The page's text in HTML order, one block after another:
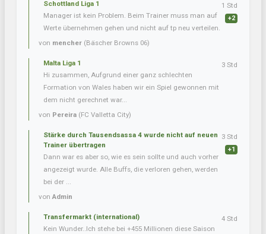
Schottland Liga 1
Manager ist kein Problem. Beim Trainer muss man auf
Werte übernehmen gehen und nicht auf tp neu verteilen.
von mencher (Bäscher Browns 06)
1 Std
+2
Malta Liga 1
Hi zusammen, Aufgrund einer ganz schlechten
Formation von Wales haben wir ein Spiel gewonnen mit
dem nicht gerechnet war...
von Pereira (FC Valletta City)
3 Std
Stärke durch Tausendsassa 4 wurde nicht auf neuen
Trainer übertragen
Dann war es aber so, wie es sein sollte und auch vorher
angezeigt wurde. Alle Buffs, die verloren gehen, werden
bei der ...
vonAdmin
3 Std
+1
Transfermarkt (international)
Kein Wunder..Ich stehe bei +455 Millionen diese Saison
4 Std